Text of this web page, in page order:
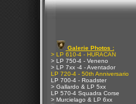
Galerie Photos :
> LP 610-4 - HURACAN
> LP 750-4 - Veneno
> LP 7xx -4 - Aventador
LP 720-4 - 50th Anniversario
LP 700-4 - Roadster
> Gallardo & LP 5xx
LP 570-4 Squadra Corse
> Murcielago & LP 6xx